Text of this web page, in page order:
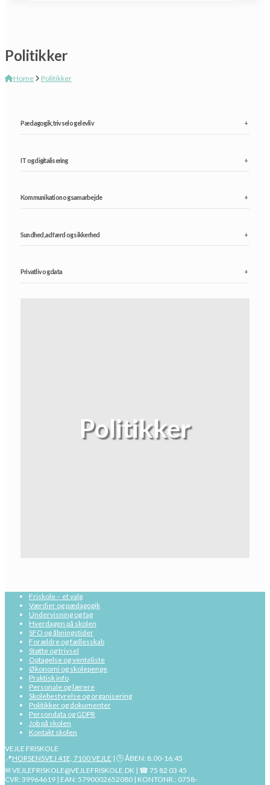
Politikker
Home Politikker
Pædagogik, trivsel og elevliv +
IT og digitalisering +
Kommunikation og samarbejde +
Sundhed, adfærd og sikkerhed +
Privatliv og data +
Politikker
Friskole – et valg
Værdier og pædagogik
Undervisning og fag
Hverdagen på skolen
SFO og åbningstider
Forældre og fællesskab
Støtte og trivsel
Optagelse og venteliste
Økonomi og skolepenge
Praktisk info
Personale og lærere
Skolebestyrelse og organisering
Politikker og dokumenter
Persondata og GDPR
Job på skolen
Kontakt skolen
VEJLE FRISKOLE
📍HORSENSVEJ 41E, 7100 VEJLE | 🕒 ÅBEN: 8.00-16.45
✉ VEJLEFRISKOLE@VEJLEFRISKOLE.DK | ☎ 75 82 03 45
CVR: 39964619 | EAN: 5790002652080 | KONTONR.: 0758-